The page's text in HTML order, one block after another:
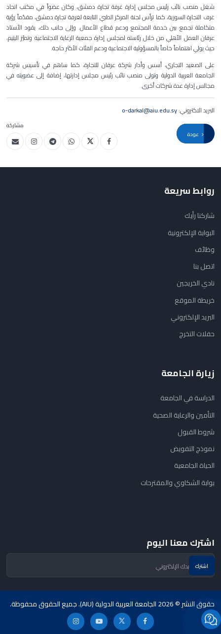
شغل منصب نائب رئيس مجلس إدارة غرفة تجارة دمشق، وكان عضواً في مكتب اتحاد
غرف التجارة السورية، كما ترأس لجنة المركز الطبي التابعة لغرفة تجارة دمشق، مقدّماً رؤية
متكاملة تجمع بين خدمة المجتمع ودعم قطاع الأعمال. وإلى جانب ذلك، يقود الأستاذ
عرفان العمل الأهلي من خلال رئاسته لمجلس إدارة جمعية الرعاية الاجتماعية وتميّز اليتيم،
حيث يولي اهتماماً خاصاً بالمسؤولية الاجتماعية ودعم الفئات الأكثر حاجة.
على الصعيد التجاري، أسس وأدار شركة عرفان للتجارة، كما ساهم في تأسيس شركة
الجامعة العربية الدولية وتولى منصب نائب رئيس مجلس إدارتها، إضافة إلى عضويته في
مجالس إدارة عدة شركات أخرى.
البريد الاكتروني:o-darkal@aiu.edu.sy
مشاركة
روابط سريعة
شاركنا رأيك
البوابة الإلكترونية
وظائف
اتصل بنا
نادي الخريجين
خريطة الموقع
البريد الإلكتروني
حفلات التخرج
زيارة الجامعة
الدراسة في الجامعة
التأمين والرعاية الصحية
شروط القبول
نموذج التفويض
الحياة الجامعية
بوابة الشكاوي والمقترحات
اشترك معنا اليوم
حقوق النشر © 2026 الجامعة العربية الدولية (AIU). جميع الحقوق محفوظة.